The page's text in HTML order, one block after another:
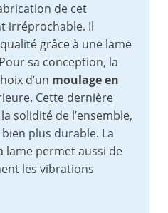
de cet
irréprochable. Il
grâce à une lame
sa conception, la
d’un moulage en
Cette dernière
solidité de l’ensemble,
plus durable. La
lame permet aussi de
les vibrations